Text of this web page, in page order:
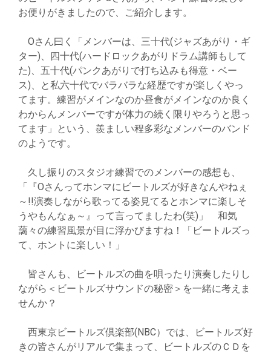
お便りがきましたので、ご紹介します。
Oさん曰く「メンバーは、三十代(ジャズあがり・ギ
ター)、四十代(ハードロックあがりドラム講師もして
た)、五十代(パンクあがりで打ち込みも得意・ベー
ス)、と私六十代でバラバラな経歴ですが楽しくやっ
てます。練習がメインなのか昼食がメインなのか良く
わからんメンバーですが体力の続く限りやろうと思っ
てます」という、羨ましい程多彩なメンバーのバンド
のようです。
久し振りのスタジオ練習でのメンバーの感想も、
「『Oさんってホンマにビートルズが好きなんやねぇ
～!!演奏しながら歌ってる姿見てるとホンマに楽しそ
うやもんなぁ～』って言ってましたわ(笑)」 和気
藹々の練習風景が目に浮かびますね！「ビートルズっ
て、ホントに楽しい！」
皆さんも、ビートルズの曲を唄ったり演奏したりし
ながら＜ビートルズサウンドの秘密＞を一緒に考えま
せんか？
西東京ビートルズ倶楽部(NBC）では、ビートルズ好
きの皆さんがリアルで集まって、ビートルズのＣＤを